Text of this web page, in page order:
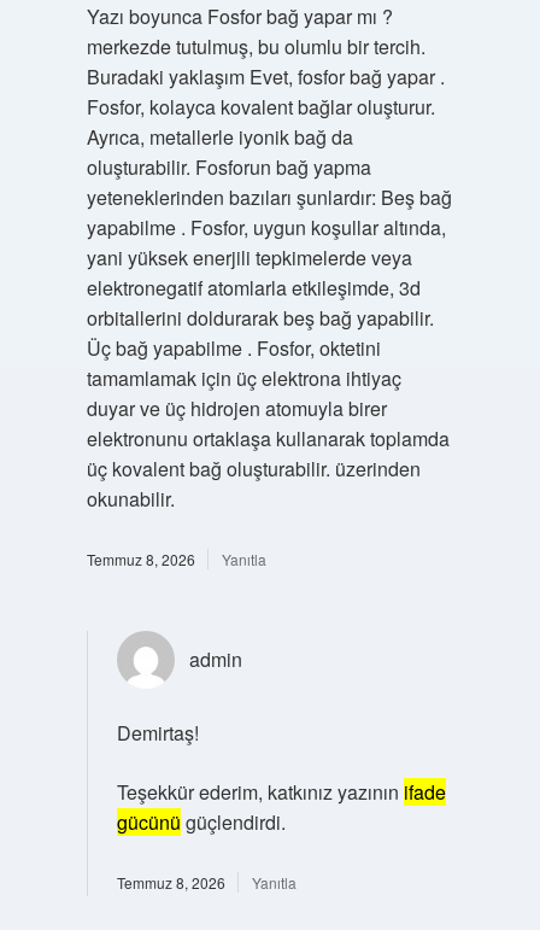
Yazı boyunca Fosfor bağ yapar mı ?
merkezde tutulmuş, bu olumlu bir tercih.
Buradaki yaklaşım Evet, fosfor bağ yapar .
Fosfor, kolayca kovalent bağlar oluşturur.
Ayrıca, metallerle iyonik bağ da
oluşturabilir. Fosforun bağ yapma
yeteneklerinden bazıları şunlardır: Beş bağ
yapabilme . Fosfor, uygun koşullar altında,
yani yüksek enerjili tepkimelerde veya
elektronegatif atomlarla etkileşimde, 3d
orbitallerini doldurarak beş bağ yapabilir.
Üç bağ yapabilme . Fosfor, oktetini
tamamlamak için üç elektrona ihtiyaç
duyar ve üç hidrojen atomuyla birer
elektronunu ortaklaşa kullanarak toplamda
üç kovalent bağ oluşturabilir. üzerinden
okunabilir.
Temmuz 8, 2026 Yanıtla
admin
Demirtaş!
Teşekkür ederim, katkınız yazının ifade
gücünü güçlendirdi.
Temmuz 8, 2026 Yanıtla